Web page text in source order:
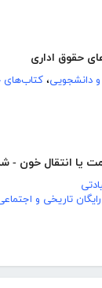
حقوق اداری
دانشجویی، کتاب‌های
یا انتقال خون -
تاریخی و